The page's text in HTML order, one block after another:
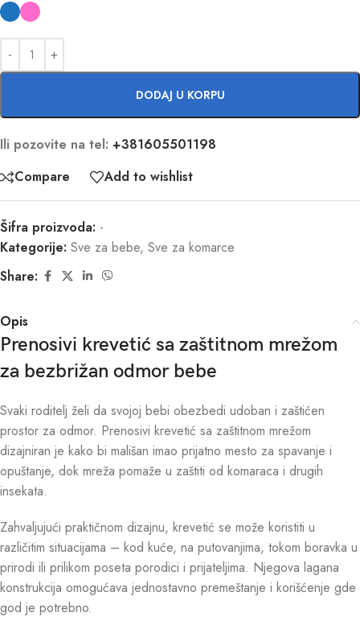
DODAJ U KORPU
Ili pozovite na tel: +381605501198
Compare
Add to wishlist
Šifra proizvoda: -
Kategorije: Sve za bebe, Sve za komarce
Share:
Opis
Prenosivi krevetić sa zaštitnom mrežom
za bezbrižan odmor bebe
Svaki roditelj želi da svojoj bebi obezbedi udoban i zaštićen
prostor za odmor. Prenosivi krevetić sa zaštitnom mrežom
dizajniran je kako bi mališan imao prijatno mesto za spavanje i
opuštanje, dok mreža pomaže u zaštiti od komaraca i drugih
insekata.
Zahvaljujući praktičnom dizajnu, krevetić se može koristiti u
različitim situacijama – kod kuće, na putovanjima, tokom boravka u
prirodi ili prilikom poseta porodici i prijateljima. Njegova lagana
konstrukcija omogućava jednostavno premeštanje i korišćenje gde
god je potrebno.